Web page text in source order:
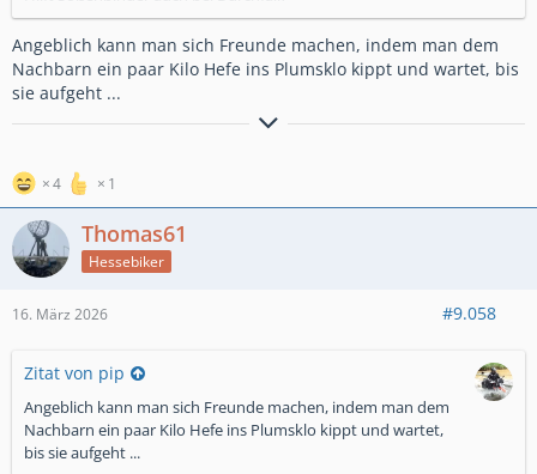
Hessentruppe
Angeblich kann man sich Freunde machen, indem man dem
Nachbarn ein paar Kilo Hefe ins Plumsklo kippt und wartet, bis
sie aufgeht ...
... ReiseberichtIsland 2019
4 1
Thomas61
Hessebiker
16. März 2026 #9.058
Zitat von pip
Angeblich kann man sich Freunde machen, indem man dem
Nachbarn ein paar Kilo Hefe ins Plumsklo kippt und wartet,
bis sie aufgeht ...